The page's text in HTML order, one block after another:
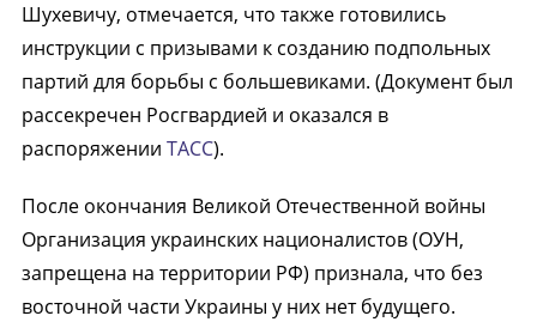
Шухевичу, отмечается, что также готовились
инструкции с призывами к созданию подпольных
партий для борьбы с большевиками. (Документ был
рассекречен Росгвардией и оказался в
распоряжении ТАСС).
После окончания Великой Отечественной войны
Организация украинских националистов (ОУН,
запрещена на территории РФ) признала, что без
восточной части Украины у них нет будущего.